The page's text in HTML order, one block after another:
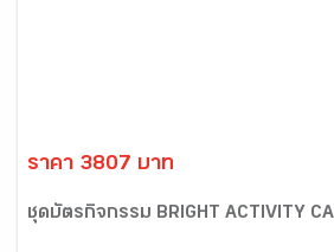
ราคา 3807 บาท
ชุดบัตรกิจกรรม BRIGHT ACTIVITY